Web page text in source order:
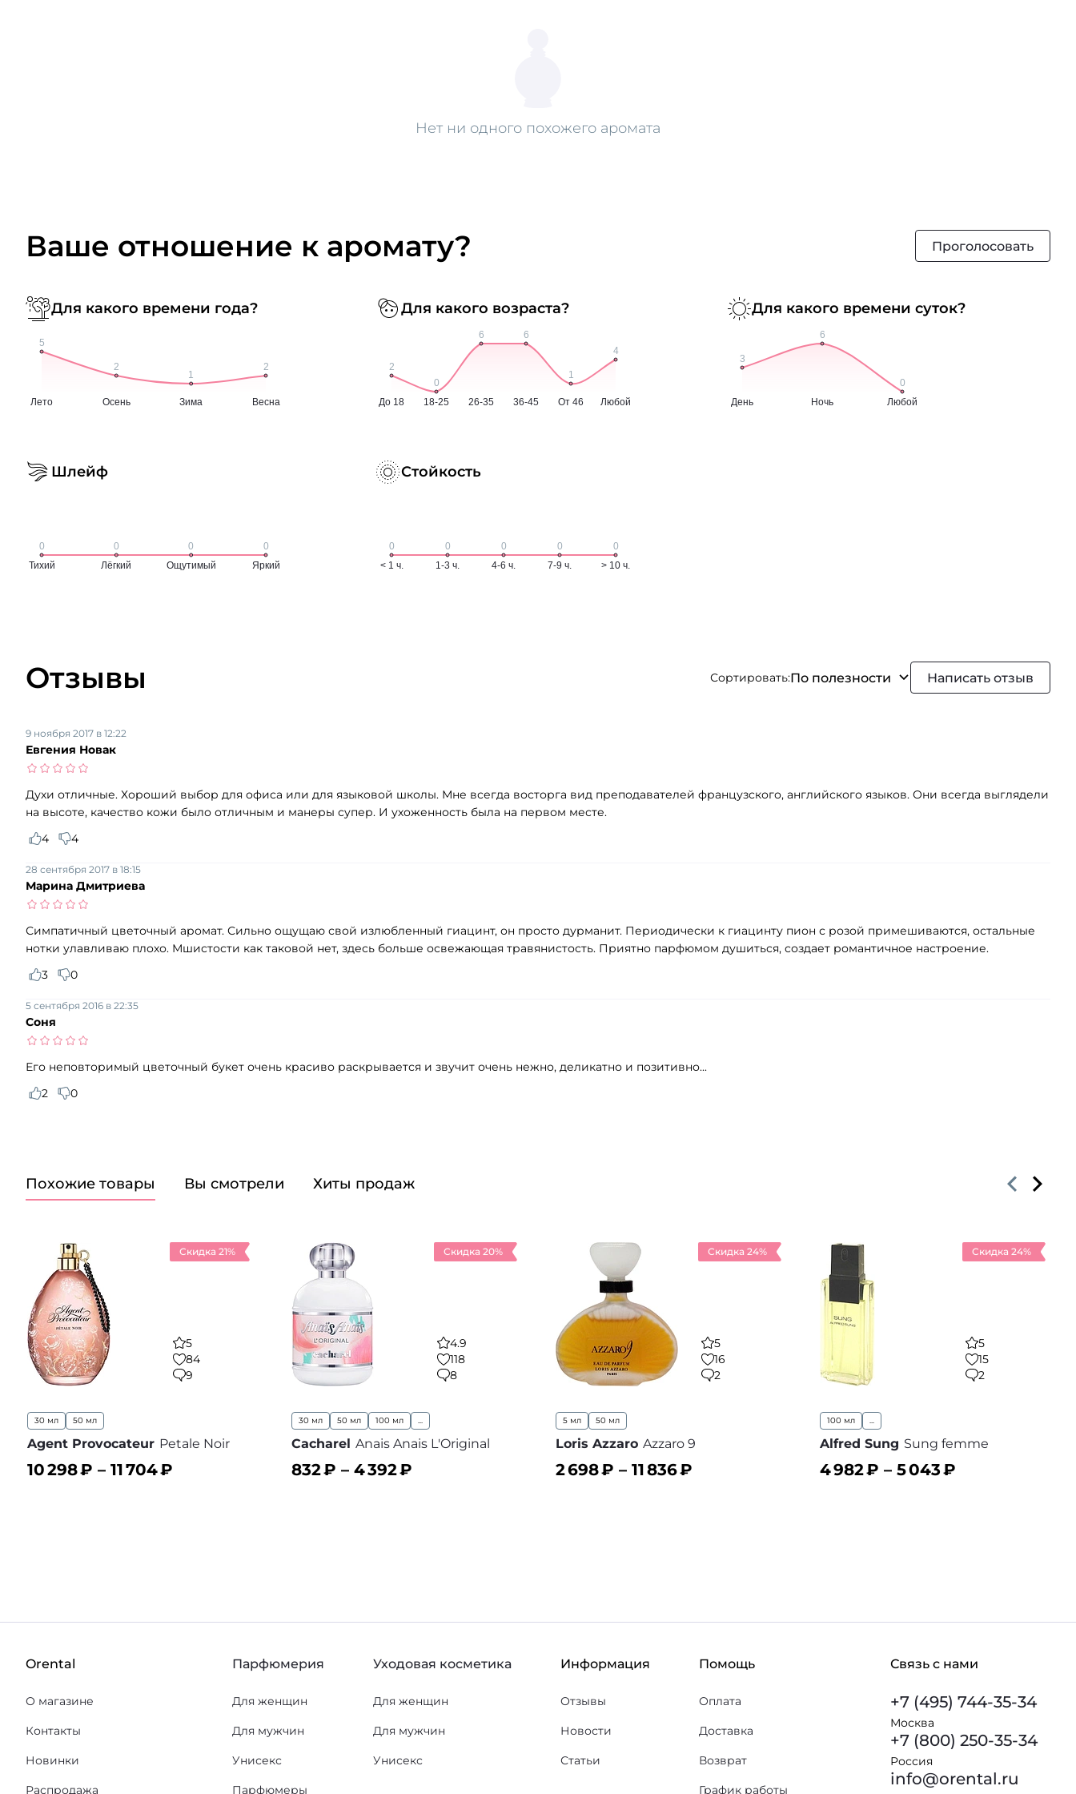
Нет ни одного похожего аромата
Ваше отношение к аромату? Проголосовать
Для какого времени года? Для какого возраста? Для какого времени суток?
Шлейф Стойкость
Отзывы Сортировать:По полезности Написать отзыв
Евгения Новак
9 ноября 2017 в 12:22
Духи отличные. Хороший выбор для офиса или для языковой школы. Мне всегда восторга вид преподавателей французского, английского языков. Они всегда выглядели
на высоте, качество кожи было отличным и манеры супер. И ухоженность была на первом месте.
4
4
Марина Дмитриева
28 сентября 2017 в 18:15
Симпатичный цветочный аромат. Сильно ощущаю свой излюбленный гиацинт, он просто дурманит. Периодически к гиацинту пион с розой примешиваются, остальные
нотки улавливаю плохо. Мшистости как таковой нет, здесь больше освежающая травянистость. Приятно парфюмом душиться, создает романтичное настроение.
3
0
Соня
5 сентября 2016 в 22:35
Его неповторимый цветочный букет очень красиво раскрывается и звучит очень нежно, деликатно и позитивно...
2
0
Похожие товары Вы смотрели Хиты продаж
Скидка 21%
5
84
9
30 мл 50 мл
Agent Provocateur Petale Noir
10 298₽ – 11 704₽
Скидка 20%
4.9
118
8
30 мл 50 мл 100 мл ...
Cacharel Anais Anais L'Original
832₽ – 4 392₽
Скидка 24%
5
16
2
5 мл 50 мл
Loris Azzaro Azzaro 9
2 698₽ – 11 836₽
Скидка 24%
5
15
2
100 мл ...
Alfred Sung Sung femme
4 982₽ – 5 043₽
Orental
О магазине
Контакты
Новинки
Распродажа
Парфюмерия
Для женщин
Для мужчин
Унисекс
Парфюмеры
Уходовая косметика
Для женщин
Для мужчин
Унисекс
Информация
Отзывы
Новости
Статьи
Помощь
Оплата
Доставка
Возврат
График работы
Связь с нами
+7 (495) 744-35-34
Москва
+7 (800) 250-35-34
Россия
info@orental.ru